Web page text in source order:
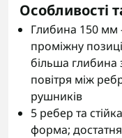
Особливості
Глибина 150 мм
проміжну
більша глибина
повітря між
рушників
5 ребер та
форма;